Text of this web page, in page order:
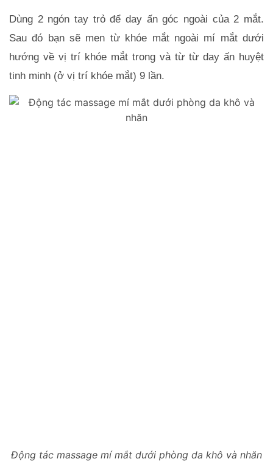
Dùng 2 ngón tay trỏ để day ấn góc ngoài của 2 mắt.
Sau đó bạn sẽ men từ khóe mắt ngoài mí mắt dưới
hướng về vị trí khóe mắt trong và từ từ day ấn huyệt
tinh minh (ở vị trí khóe mắt) 9 lần.
Động tác massage mí mắt dưới phòng da khô và nhăn